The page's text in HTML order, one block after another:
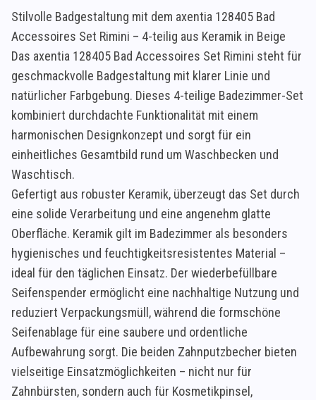
Stilvolle Badgestaltung mit dem axentia 128405 Bad
Accessoires Set Rimini – 4-teilig aus Keramik in Beige
Das axentia 128405 Bad Accessoires Set Rimini steht für
geschmackvolle Badgestaltung mit klarer Linie und
natürlicher Farbgebung. Dieses 4-teilige Badezimmer-Set
kombiniert durchdachte Funktionalität mit einem
harmonischen Designkonzept und sorgt für ein
einheitliches Gesamtbild rund um Waschbecken und
Waschtisch.
Gefertigt aus robuster Keramik, überzeugt das Set durch
eine solide Verarbeitung und eine angenehm glatte
Oberfläche. Keramik gilt im Badezimmer als besonders
hygienisches und feuchtigkeitsresistentes Material –
ideal für den täglichen Einsatz. Der wiederbefüllbare
Seifenspender ermöglicht eine nachhaltige Nutzung und
reduziert Verpackungsmüll, während die formschöne
Seifenablage für eine saubere und ordentliche
Aufbewahrung sorgt. Die beiden Zahnputzbecher bieten
vielseitige Einsatzmöglichkeiten – nicht nur für
Zahnbürsten, sondern auch für Kosmetikpinsel,